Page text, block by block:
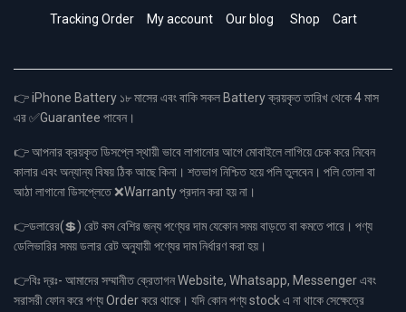
Tracking Order My account Our blog Shop Cart
👉 iPhone Battery ১৮ মাসের এবং বাকি সকল Battery ক্রয়কৃত তারিখ থেকে 4 মাস
এর ✅Guarantee পাবেন।
👉 আপনার ক্রয়কৃত ডিসপ্লে স্থায়ী ভাবে লাগানোর আগে মোবাইলে লাগিয়ে চেক করে নিবেন
কালার এবং অন্যান্য বিষয় ঠিক আছে কিনা। শতভাগ নিশ্চিত হয়ে পলি তুলবেন। পলি তোলা বা
আঠা লাগানো ডিসপ্লেতে ❌Warranty প্রদান করা হয় না।
👉ডলারের(💲) রেট কম বেশির জন্য পণ্যের দাম যেকোন সময় বাড়তে বা কমতে পারে। পণ্য
ডেলিভারির সময় ডলার রেট অনুযায়ী পণ্যের দাম নির্ধারণ করা হয়।
👉বিঃ দ্রঃ- আমাদের সম্মানীত ক্রেতাগন Website, Whatsapp, Messenger এবং
সরাসরী ফোন করে পণ্য Order করে থাকে। যদি কোন পণ্য stock এ না থাকে সেক্ষেত্রে